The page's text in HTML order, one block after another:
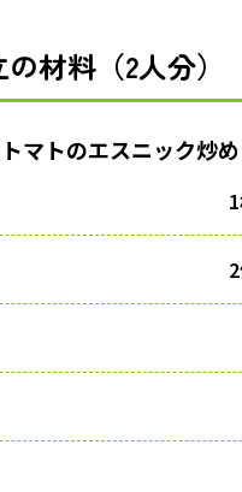
材料（2人分）
マトのエスニック炒め